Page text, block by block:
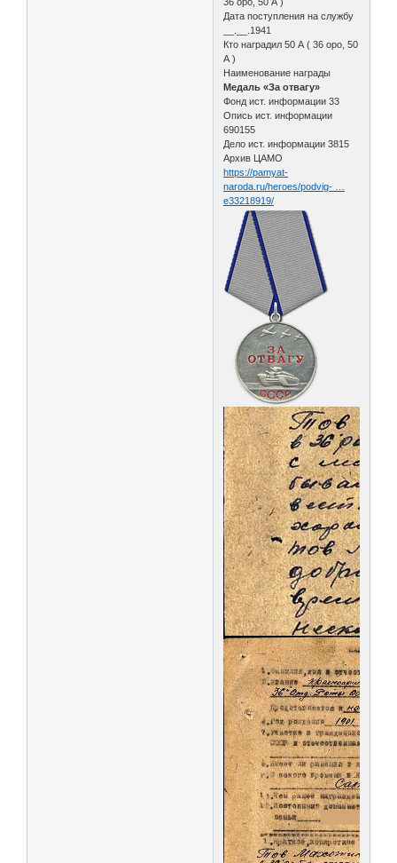
Дата поступления на службу
__.__.1941
Кто наградил 50 А ( 36 оро, 50
А )
Наименование награды
Медаль «За отвагу»
Фонд ист. информации 33
Опись ист. информации
690155
Дело ист. информации 3815
Архив ЦАМО
https://pamyat-
naroda.ru/heroes/podvig- …
e33218919/